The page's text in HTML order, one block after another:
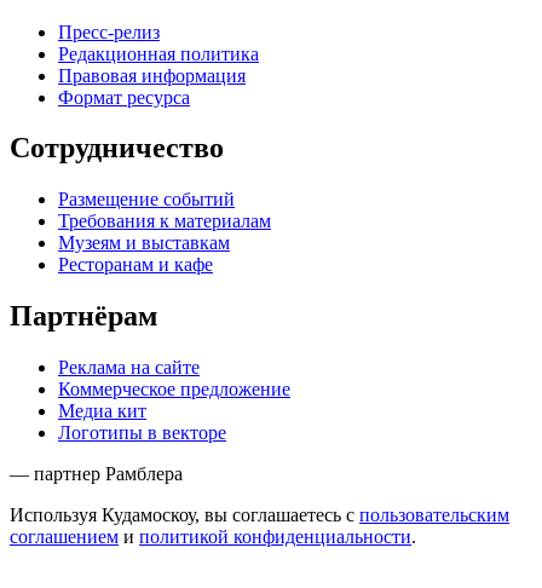
Пресс-релиз
Редакционная политика
Правовая информация
Формат ресурса
Сотрудничество
Размещение событий
Требования к материалам
Музеям и выставкам
Ресторанам и кафе
Партнёрам
Реклама на сайте
Коммерческое предложение
Медиа кит
Логотипы в векторе
— партнер Рамблера
Используя Кудамоскоу, вы соглашаетесь с пользовательским
соглашением и политикой конфиденциальности.